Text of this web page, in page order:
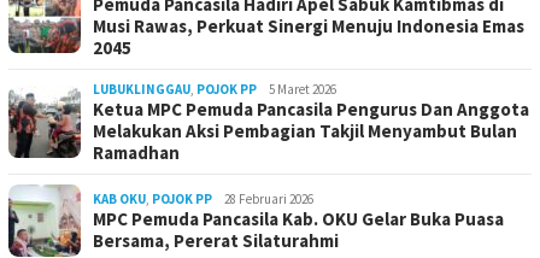
Musi Rawas, Perkuat Sinergi Menuju Indonesia Emas
2045
LUBUKLINGGAU, POJOK PP 5 Maret 2026
Ketua MPC Pemuda Pancasila Pengurus Dan Anggota
Melakukan Aksi Pembagian Takjil Menyambut Bulan
Ramadhan
KAB OKU, POJOK PP 28 Februari 2026
MPC Pemuda Pancasila Kab. OKU Gelar Buka Puasa
Bersama, Pererat Silaturahmi